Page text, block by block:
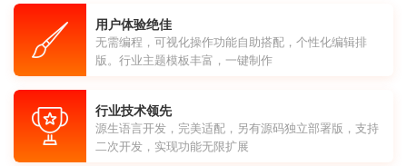
用户体验绝佳
无需编程，可视化操作功能自助搭配，个性化编辑排
版。行业主题模板丰富，一键制作
行业技术领先
源生语言开发，完美适配，另有源码独立部署版，支持
二次开发，实现功能无限扩展